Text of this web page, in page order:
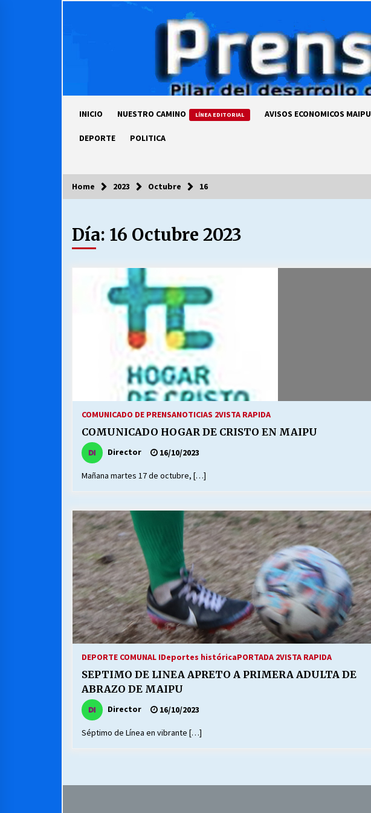
INICIO NUESTRO CAMINO LÍNEA EDITORIAL AVISOS ECONOMICOS MAIPU
DEPORTE POLITICA
COLUMNISTA
Ya se ordenaron las cuentas de
luz… ¿Y cuándo van a bajar?
MUNICIPALIDAD, TRABAJADORES,
CLIMA LABORAL:
13/07/2026
VOLVER A SER ALTERNATIVA
16/06/2026
S.O.S. a los ricos, Save Our Souls
30/04/2026
Home 2023 Octubre 16
Día: 16 Octubre 2023
COMUNICADO DE PRENSANOTICIAS 2VISTA RAPIDA
COMUNICADO HOGAR DE CRISTO EN MAIPU
Director 16/10/2023
Mañana martes 17 de octubre, […]
DEPORTE COMUNAL IDeportes históricaPORTADA 2VISTA RAPIDA
SEPTIMO DE LINEA APRETO A PRIMERA ADULTA DE
ABRAZO DE MAIPU
Director 16/10/2023
Séptimo de Línea en vibrante […]